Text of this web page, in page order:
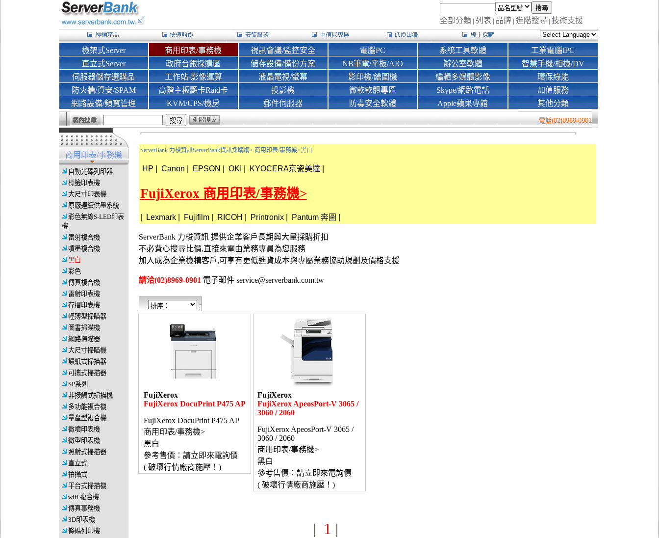
全部分類 | 列表 | 品牌| 進階搜尋| 技術支援
機架式Server
直立式Server
伺服器儲存選購品
防火牆/資安/SPAM
網路設備/頻寬管理
商用印表/事務機
政府台銀採購區
工作站-影像運算
高階主板顯卡Raid卡
KVM/UPS/機房
視訊會議/監控安全
儲存設備/備份方案
液晶電視/螢幕
投影機
郵件伺服器
電腦PC
NB筆電/平板/AIO
影印機/繪圖機
微軟軟體專區
防毒安全軟體
系統工具軟體
辦公室軟體
編輯多媒體影像
Skype/網路電話
Apple蘋果專館
工業電腦IPC
智慧手機/相機/DV
環保綠能
加值服務
其他分類
電話(02)8969-0901
商用印表/事務機
自動光碟列印器
標籤印表機
大尺寸印表機
原廠連續供墨系統
彩色無線S-LED印表
機
雷射複合機
噴墨複合機
黑白
彩色
傳真複合機
雷射印表機
存摺印表機
輕薄型掃瞄器
圖書掃瞄機
網路掃瞄器
大尺寸掃瞄機
饋紙式掃描器
可攜式掃描器
SP系列
非接觸式掃描機
多功能複合機
量產型複合機
微噴印表機
微型印表機
照射式掃描器
直立式
拍攝式
平台式掃描機
wifi 複合機
傳真事務機
3D印表機
條碼列印機
ServerBank 力梭資訊ServerBank資訊採購網> 商用印表/事務機>黑白
HP Canon EPSON OKI KYOCERA京瓷美達
FujiXerox 商用印表/事務機>
Lexmark Fujifilm RICOH Printronix Pantum 奔圖
ServerBank 力梭資訊 提供企業客戶長期與大量採購折扣
不必費心搜尋比價,直接來電由業務專員為您服務
加入成為企業機構客戶,可享有更低進貨成本與專屬業務協助規劃及價格支援
請洽(02)8969-0901 電子郵件 service@serverbank.com.tw
FujiXerox
FujiXerox DocuPrint P475 AP
FujiXerox DocuPrint P475 AP
商用印表/事務機>
黑白
參考售價：請立即來電詢價
( 破壞行情廠商施壓！)
FujiXerox
FujiXerox ApeosPort-V 3065 /
3060 / 2060
FujiXerox ApeosPort-V 3065 /
3060 / 2060
商用印表/事務機>
黑白
參考售價：請立即來電詢價
( 破壞行情廠商施壓！)
| 1 |